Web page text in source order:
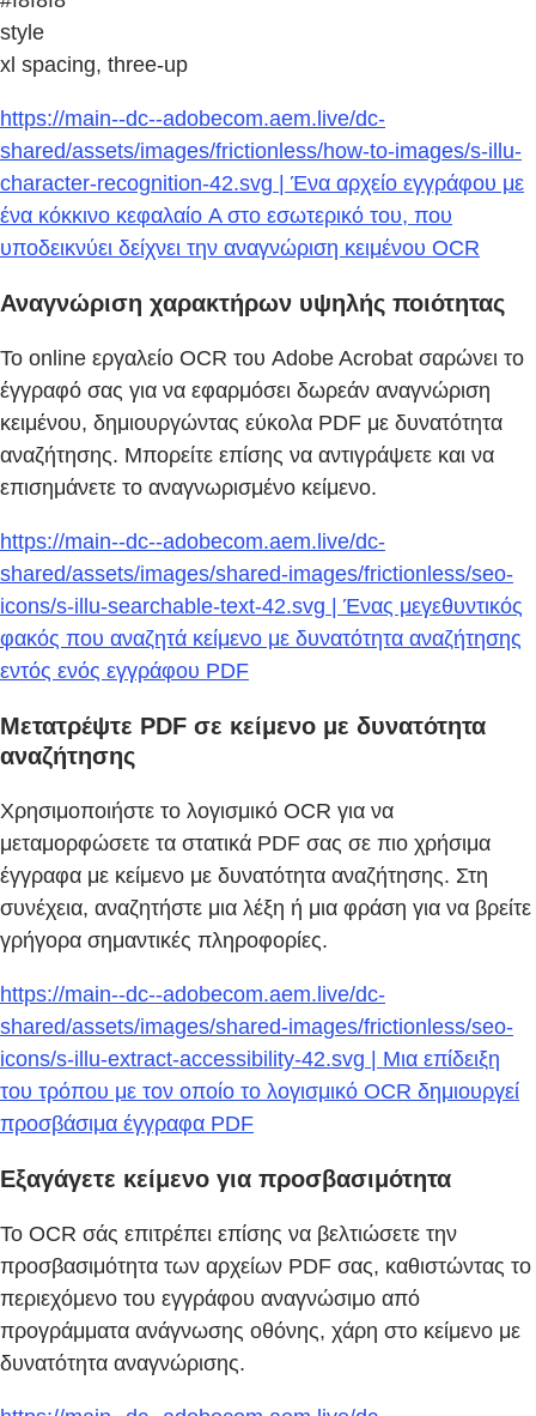
style
xl spacing, three-up
https://main--dc--adobecom.aem.live/dc-
shared/assets/images/frictionless/how-to-images/s-illu-
character-recognition-42.svg | Ένα αρχείο εγγράφου με
ένα κόκκινο κεφαλαίο A στο εσωτερικό του, που
υποδεικνύει δείχνει την αναγνώριση κειμένου OCR
Αναγνώριση χαρακτήρων υψηλής ποιότητας
Το online εργαλείο OCR του Adobe Acrobat σαρώνει το
έγγραφό σας για να εφαρμόσει δωρεάν αναγνώριση
κειμένου, δημιουργώντας εύκολα PDF με δυνατότητα
αναζήτησης. Μπορείτε επίσης να αντιγράψετε και να
επισημάνετε το αναγνωρισμένο κείμενο.
https://main--dc--adobecom.aem.live/dc-
shared/assets/images/shared-images/frictionless/seo-
icons/s-illu-searchable-text-42.svg | Ένας μεγεθυντικός
φακός που αναζητά κείμενο με δυνατότητα αναζήτησης
εντός ενός εγγράφου PDF
Μετατρέψτε PDF σε κείμενο με δυνατότητα
αναζήτησης
Χρησιμοποιήστε το λογισμικό OCR για να
μεταμορφώσετε τα στατικά PDF σας σε πιο χρήσιμα
έγγραφα με κείμενο με δυνατότητα αναζήτησης. Στη
συνέχεια, αναζητήστε μια λέξη ή μια φράση για να βρείτε
γρήγορα σημαντικές πληροφορίες.
https://main--dc--adobecom.aem.live/dc-
shared/assets/images/shared-images/frictionless/seo-
icons/s-illu-extract-accessibility-42.svg | Μια επίδειξη
του τρόπου με τον οποίο το λογισμικό OCR δημιουργεί
προσβάσιμα έγγραφα PDF
Εξαγάγετε κείμενο για προσβασιμότητα
Το OCR σάς επιτρέπει επίσης να βελτιώσετε την
προσβασιμότητα των αρχείων PDF σας, καθιστώντας το
περιεχόμενο του εγγράφου αναγνώσιμο από
προγράμματα ανάγνωσης οθόνης, χάρη στο κείμενο με
δυνατότητα αναγνώρισης.